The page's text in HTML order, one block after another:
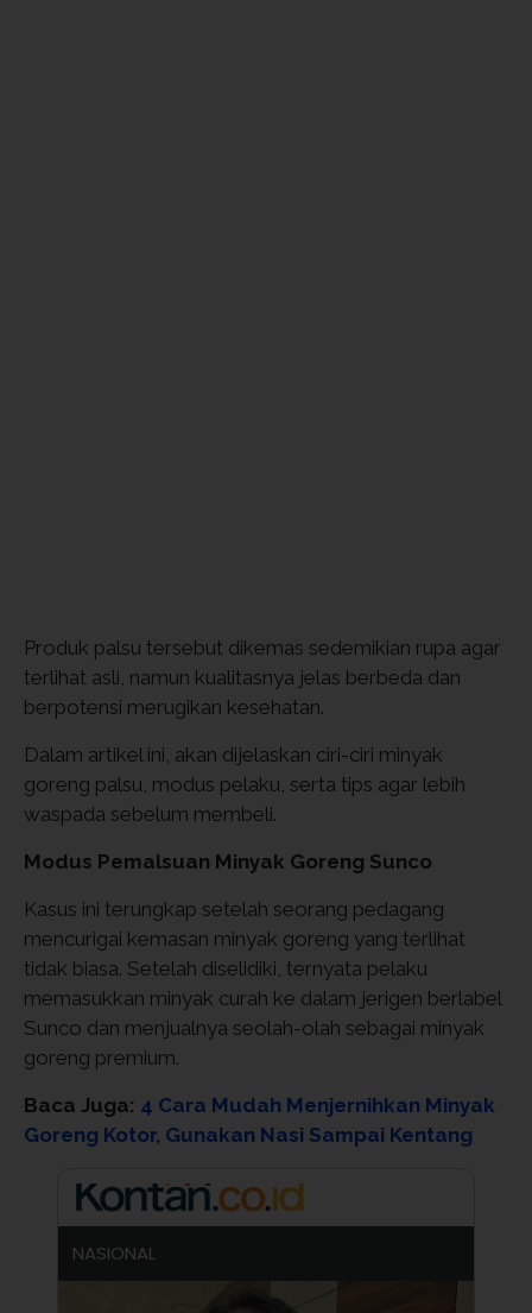
Produk palsu tersebut dikemas sedemikian rupa agar
terlihat asli, namun kualitasnya jelas berbeda dan
berpotensi merugikan kesehatan.
Dalam artikel ini, akan dijelaskan ciri-ciri minyak
goreng palsu, modus pelaku, serta tips agar lebih
waspada sebelum membeli.
Modus Pemalsuan Minyak Goreng Sunco
Kasus ini terungkap setelah seorang pedagang
mencurigai kemasan minyak goreng yang terlihat
tidak biasa. Setelah diselidiki, ternyata pelaku
memasukkan minyak curah ke dalam jerigen berlabel
Sunco dan menjualnya seolah-olah sebagai minyak
goreng premium.
Baca Juga: 4 Cara Mudah Menjernihkan Minyak
Goreng Kotor, Gunakan Nasi Sampai Kentang
NASIONAL